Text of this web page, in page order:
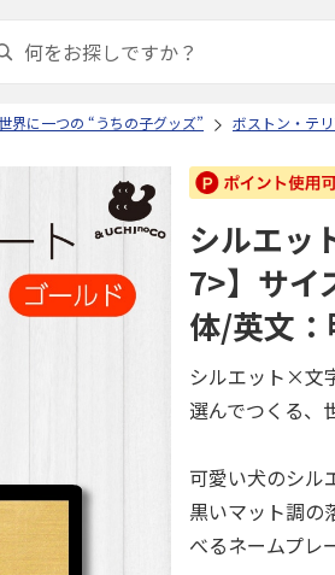
界に一つの “うちの子グッズ” ボストン・テ
シルエッ
7>】サイ
体/英文：
シルエット×文
選んでつくる、
可愛い犬のシル
黒いマット調の
べるネームプレ